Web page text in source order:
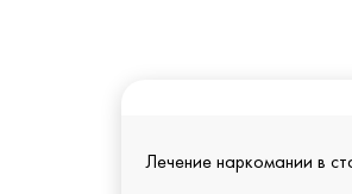
Лечение наркомании в